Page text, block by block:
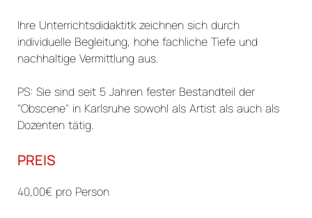
Ihre Unterrichtsdidaktitk zeichnen sich durch
individuelle Begleitung, hohe fachliche Tiefe und
nachhaltige Vermittlung aus.
PS: Sie sind seit 5 Jahren fester Bestandteil der
"Obscene" in Karlsruhe sowohl als Artist als auch als
Dozenten tätig.
PREIS
40,00€ pro Person